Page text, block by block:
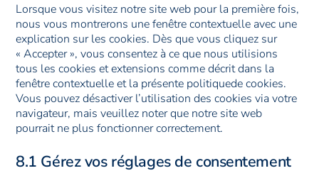
divers
Lorsque vous visitez notre site web pour la première fois,
nous vous montrerons une fenêtre contextuelle avec une
explication sur les cookies. Dès que vous cliquez sur
« Accepter », vous consentez à ce que nous utilisions
tous les cookies et extensions comme décrit dans la
fenêtre contextuelle et la présente politiquede cookies.
Vous pouvez désactiver l’utilisation des cookies via votre
navigateur, mais veuillez noter que notre site web
pourrait ne plus fonctionner correctement.
8.1 Gérez vos réglages de consentement